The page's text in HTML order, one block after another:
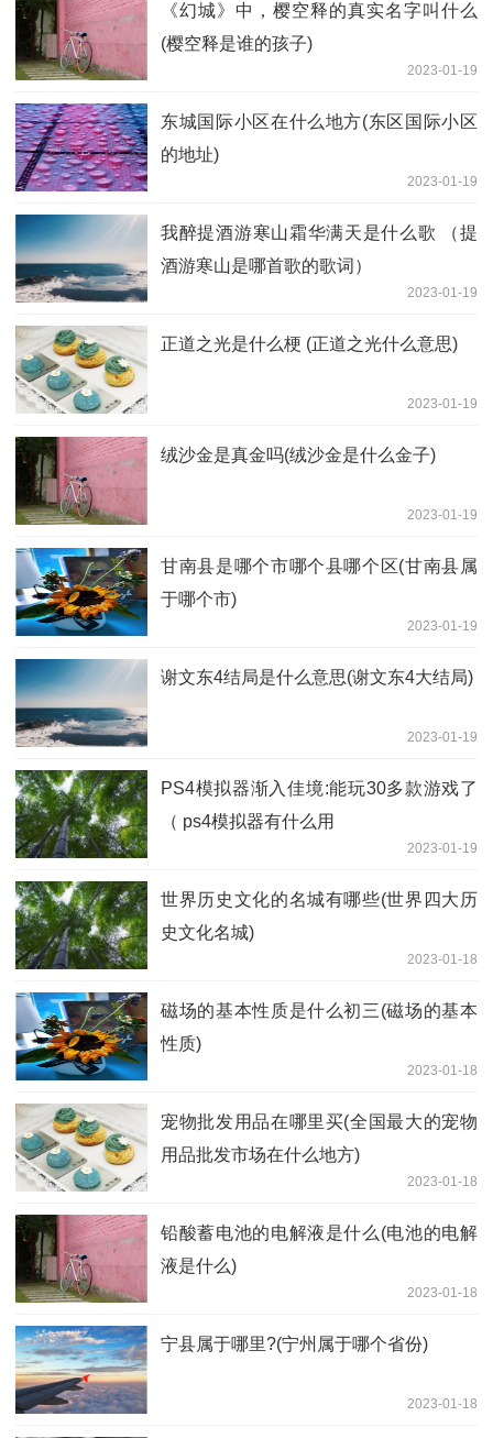
《幻城》中，樱空释的真实名字叫什么
(樱空释是谁的孩子)
2023-01-19
东城国际小区在什么地方(东区国际小区
的地址)
2023-01-19
我醉提酒游寒山霜华满天是什么歌 （提
酒游寒山是哪首歌的歌词）
2023-01-19
正道之光是什么梗 (正道之光什么意思)
2023-01-19
绒沙金是真金吗(绒沙金是什么金子)
2023-01-19
甘南县是哪个市哪个县哪个区(甘南县属
于哪个市)
2023-01-19
谢文东4结局是什么意思(谢文东4大结局)
2023-01-19
PS4模拟器渐入佳境:能玩30多款游戏了
（ ps4模拟器有什么用
2023-01-19
世界历史文化的名城有哪些(世界四大历
史文化名城)
2023-01-18
磁场的基本性质是什么初三(磁场的基本
性质)
2023-01-18
宠物批发用品在哪里买(全国最大的宠物
用品批发市场在什么地方)
2023-01-18
铅酸蓄电池的电解液是什么(电池的电解
液是什么)
2023-01-18
宁县属于哪里?(宁州属于哪个省份)
2023-01-18